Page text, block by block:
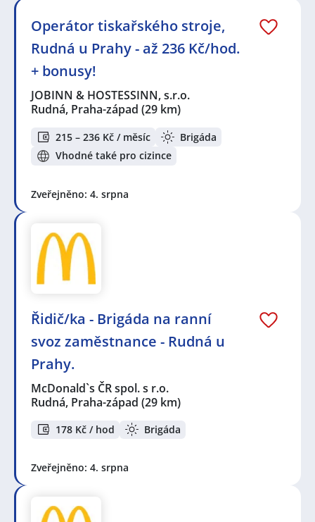
Operátor tiskařského stroje,
Rudná u Prahy - až 236 Kč/hod.
+ bonusy!
JOBINN & HOSTESSINN, s.r.o.
Rudná, Praha-západ (29 km)
215 – 236 Kč / měsíc
Brigáda
Vhodné také pro cizince
Zveřejněno: 4. srpna
Řidič/ka - Brigáda na ranní
svoz zaměstnance - Rudná u
Prahy.
McDonald`s ČR spol. s r.o.
Rudná, Praha-západ (29 km)
178 Kč / hod Brigáda
Zveřejněno: 4. srpna